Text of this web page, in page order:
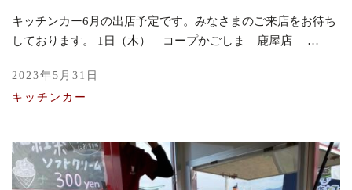
キッチンカー6月の出店予定です。みなさまのご来店をお待ち
しております。 1日（木） コープかごしま 鹿屋店 …
2023年5月31日
キッチンカー